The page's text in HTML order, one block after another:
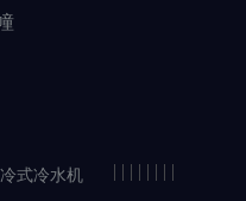
| | | | | | |
式冷水机 |